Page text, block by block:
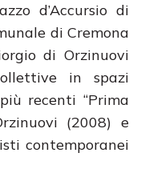
d’Accursio di
di Cremona
di Orzinuovi
in spazi
recenti “Prima
(2008) e
contemporanei